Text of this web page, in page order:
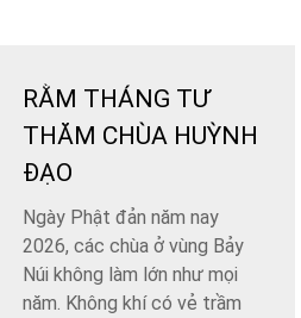
RẰM THÁNG TƯ
THĂM CHÙA HUỲNH
ĐẠO
Ngày Phật đản năm nay
2026, các chùa ở vùng Bảy
Núi không làm lớn như mọi
năm. Không khí có vẻ trầm